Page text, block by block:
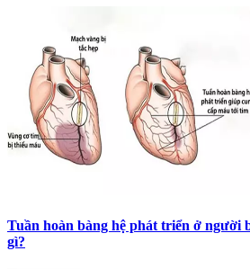
Tuần hoàn bàng hệ phát triển ở người
gì?